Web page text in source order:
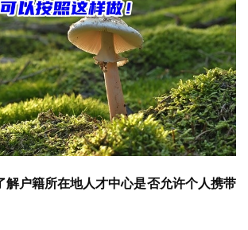
解户籍所在地人才中心是否允许个人携带